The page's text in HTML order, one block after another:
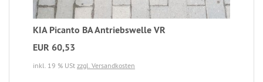
KIA Picanto BA Antriebswelle VR
EUR 60,53
inkl. 19 % USt zzgl. Versandkosten